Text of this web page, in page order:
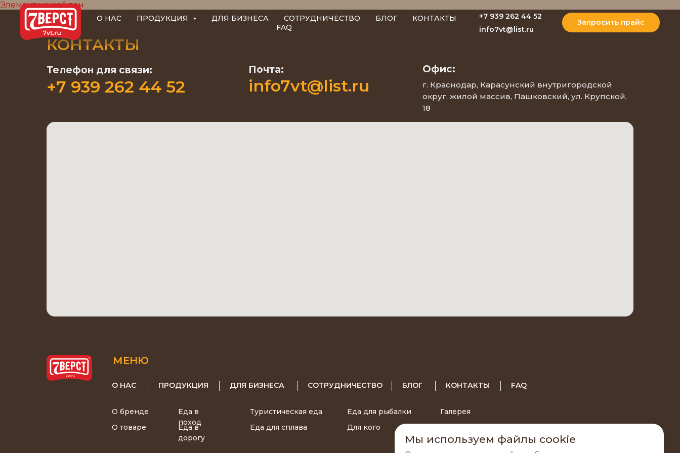
О НАС ПРОДУКЦИЯ ДЛЯ БИЗНЕСА СОТРУДНИЧЕСТВО БЛОГ
КОНТАКТЫ
FAQ
+7 939 262 44 52
info7vt@list.ru
Запросить прайс
Элемент не найден
Почта:
Телефон для связи: Офис:
г. Краснодар, Карасунский внутригородской
округ, жилой массив, Пашковский, ул. Крупской,
18
КОНТАКТЫ
info7vt@list.ru
+7 939 262 44 52
МЕНЮ
Галерея
Для кого
Еда для рыбалки
Еда для сплава
Туристическая еда
Еда в
дорогу
Еда в
поход
О товаре
О бренде
ПРОДУКЦИЯ ДЛЯ БИЗНЕСА СОТРУДНИЧЕСТВО БЛОГ КОНТАКТЫ
О НАС FAQ
Мы используем файлы cookie